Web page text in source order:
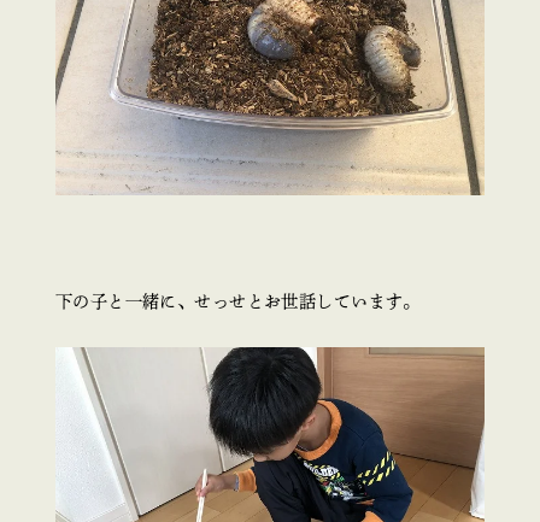
下の子と一緒に、せっせとお世話しています。